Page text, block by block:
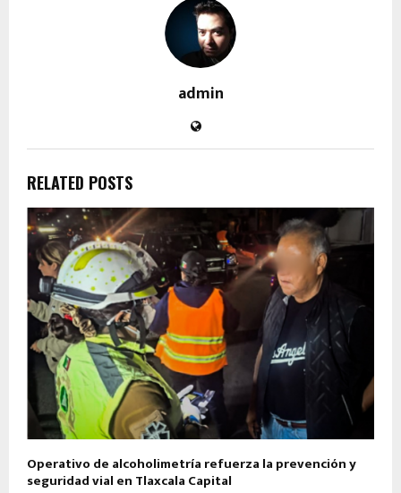
admin
RELATED POSTS
Operativo de alcoholimetría refuerza la prevención y
seguridad vial en Tlaxcala Capital